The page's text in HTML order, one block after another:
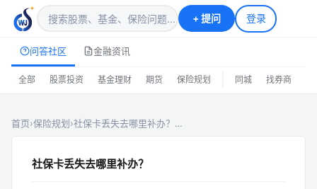
+提问 登录
问答社区 金融资讯
全部 股票投资 基金理财 期货 保险规划 同城 找券商
首页›保险规划›社保卡丢失去哪里补办？…
社保卡丢失去哪里补办？